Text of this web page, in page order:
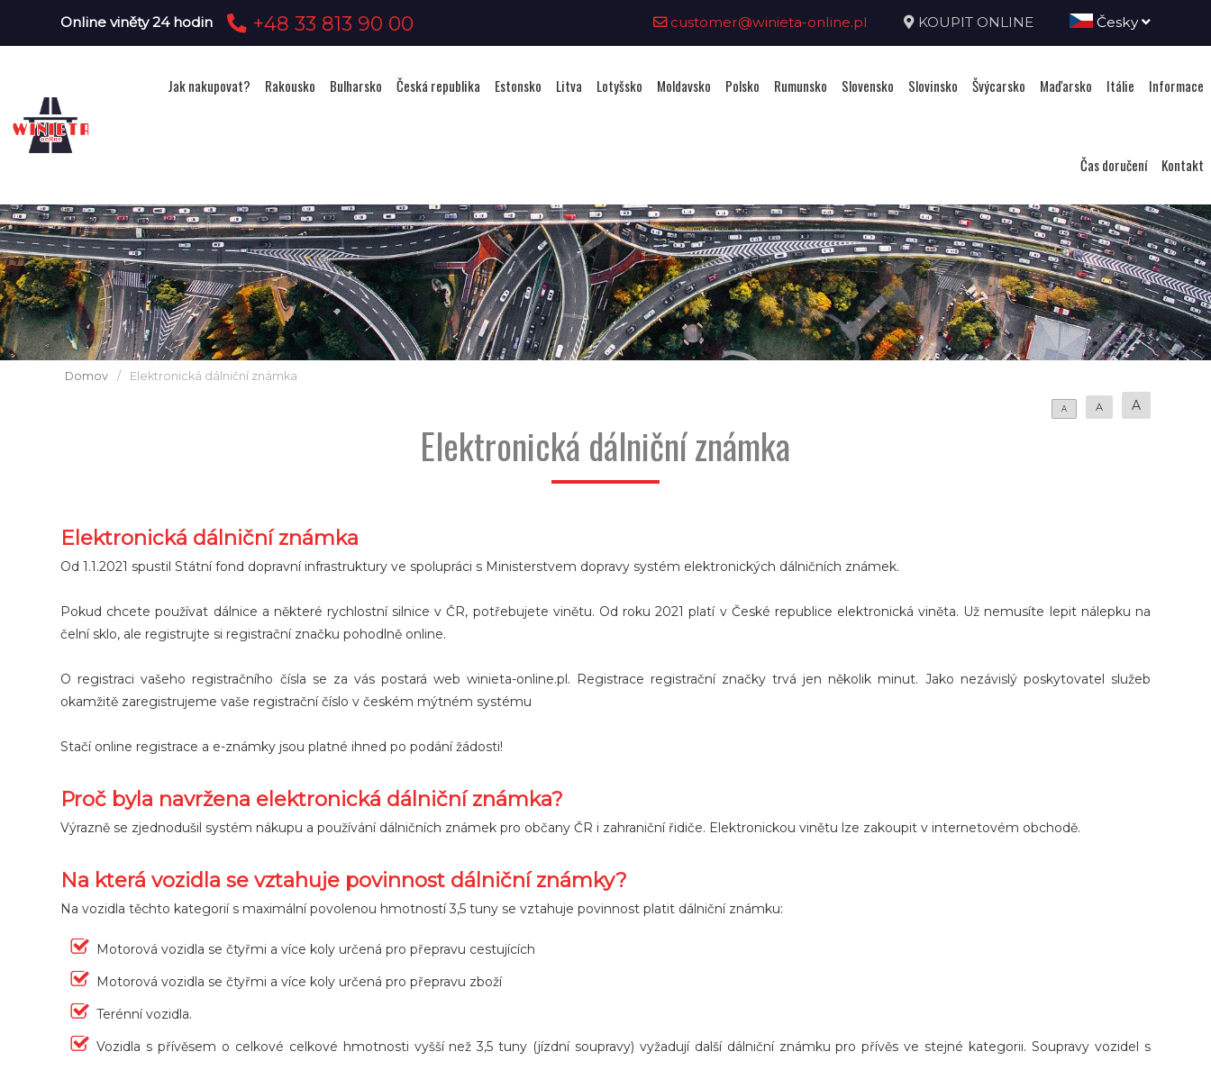
Online viněty 24 hodin +48 33 813 90 00 customer@winieta-online.pl KOUPIT ONLINE Česky
Jak nakupovat? Rakousko Bulharsko Česká republika Estonsko Litva Lotyšsko Moldavsko Polsko Rumunsko Slovensko Slovinsko Švýcarsko Maďarsko Itálie Informace
Čas doručení Kontakt
Domov / Elektronická dálniční známka
A A A
Elektronická dálniční známka
Elektronická dálniční známka
Od 1.1.2021 spustil Státní fond dopravní infrastruktury ve spolupráci s Ministerstvem dopravy systém elektronických dálničních známek.
Pokud chcete používat dálnice a některé rychlostní silnice v ČR, potřebujete vinětu. Od roku 2021 platí v České republice elektronická viněta. Už nemusíte lepit nálepku na
čelní sklo, ale registrujte si registrační značku pohodlně online.
O registraci vašeho registračního čísla se za vás postará web winieta-online.pl. Registrace registrační značky trvá jen několik minut. Jako nezávislý poskytovatel služeb
okamžitě zaregistrujeme vaše registrační číslo v českém mýtném systému
Stačí online registrace a e-známky jsou platné ihned po podání žádosti!
Proč byla navržena elektronická dálniční známka?
Výrazně se zjednodušil systém nákupu a používání dálničních známek pro občany ČR i zahraniční řidiče. Elektronickou vinětu lze zakoupit v internetovém obchodě.
Na která vozidla se vztahuje povinnost dálniční známky?
Na vozidla těchto kategorií s maximální povolenou hmotností 3,5 tuny se vztahuje povinnost platit dálniční známku:
Motorová vozidla se čtyřmi a více koly určená pro přepravu cestujících
Motorová vozidla se čtyřmi a více koly určená pro přepravu zboží
Terénní vozidla.
Vozidla s přívěsem o celkové celkové hmotnosti vyšší než 3,5 tuny (jízdní soupravy) vyžadují další dálniční známku pro přívěs ve stejné kategorii. Soupravy vozidel s